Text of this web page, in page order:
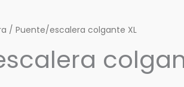
/ Puente/escalera colgante XL